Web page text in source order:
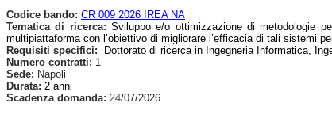
Codice bando: CR 009 2026 IREA NA
Tematica di ricerca: Sviluppo e/o ottimizzazione di metodologie
multipiattaforma con l’obiettivo di migliorare l’efficacia di tali sistemi
Requisiti specifici:
Dottorato di ricerca in Ingegneria Informatica,
Numero contratti: 1
Sede: Napoli
Durata: 2 anni
Scadenza domanda: 24/07/2026